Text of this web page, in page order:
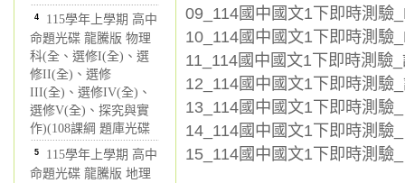
4 115學年上學期 高中
命題光碟 龍騰版 物理
科(全、選修I(全)、選
修II(全)、選修
III(全)、選修IV(全)、
選修V(全)、探究與實
作)(108課綱 題庫光碟
5 115學年上學期 高中
命題光碟 龍騰版 地理
09_114國中國文1下即時測驗
10_114國中國文1下即時測驗
11_114國中國文1下即時測驗
12_114國中國文1下即時測驗
13_114國中國文1下即時測驗
14_114國中國文1下即時測驗
15_114國中國文1下即時測驗